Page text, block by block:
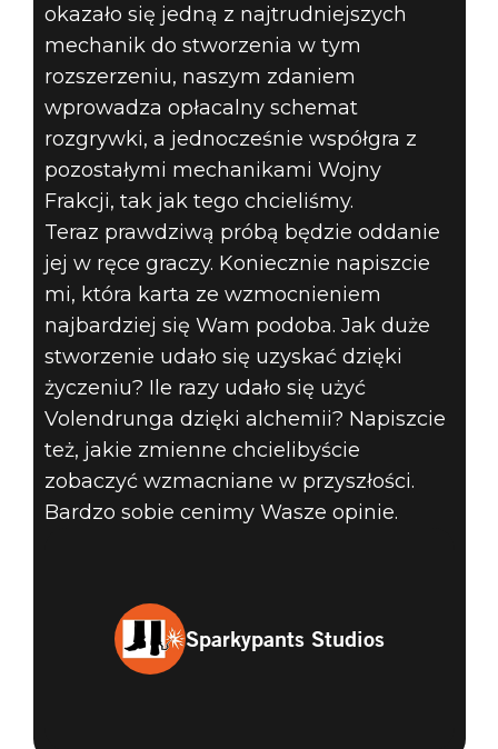
okazało się jedną z najtrudniejszych
mechanik do stworzenia w tym
rozszerzeniu, naszym zdaniem
wprowadza opłacalny schemat
rozgrywki, a jednocześnie współgra z
pozostałymi mechanikami Wojny
Frakcji, tak jak tego chcieliśmy.
Teraz prawdziwą próbą będzie oddanie
jej w ręce graczy. Koniecznie napiszcie
mi, która karta ze wzmocnieniem
najbardziej się Wam podoba. Jak duże
stworzenie udało się uzyskać dzięki
życzeniu? Ile razy udało się użyć
Volendrunga dzięki alchemii? Napiszcie
też, jakie zmienne chcielibyście
zobaczyć wzmacniane w przyszłości.
Bardzo sobie cenimy Wasze opinie.
Sparkypants Studios